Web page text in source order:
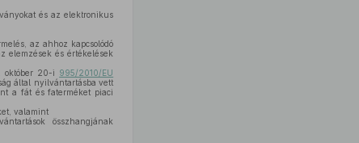
és az elektronikus
az ahhoz kapcsolódó
elemzések és értékelések
október 20-i 995/2010/EU
által nyilvántartásba vett
a fát és faterméket piaci
valamint
összhangjának